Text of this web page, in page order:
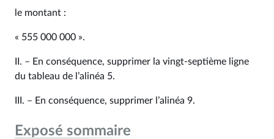
le montant :
« 555 000 000 ».
II. – En conséquence, supprimer la vingt-septième ligne
du tableau de l’alinéa 5.
III. – En conséquence, supprimer l’alinéa 9.
Exposé sommaire